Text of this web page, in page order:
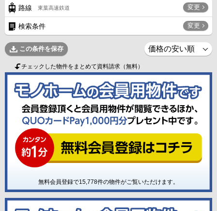
路線 東葉高速鉄道 変更
検索条件 変更
この条件を保存
チェックした物件をまとめて資料請求（無料）
無料会員登録で15,778件の物件がご覧いただけます。